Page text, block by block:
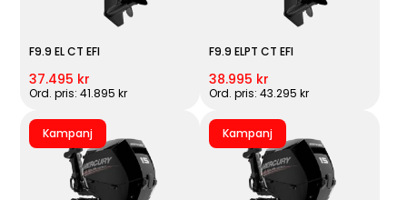
F9.9 EL CT EFI
37.495 kr
Ord. pris: 41.895 kr
F9.9 ELPT CT EFI
38.995 kr
Ord. pris: 43.295 kr
Kampanj Kampanj